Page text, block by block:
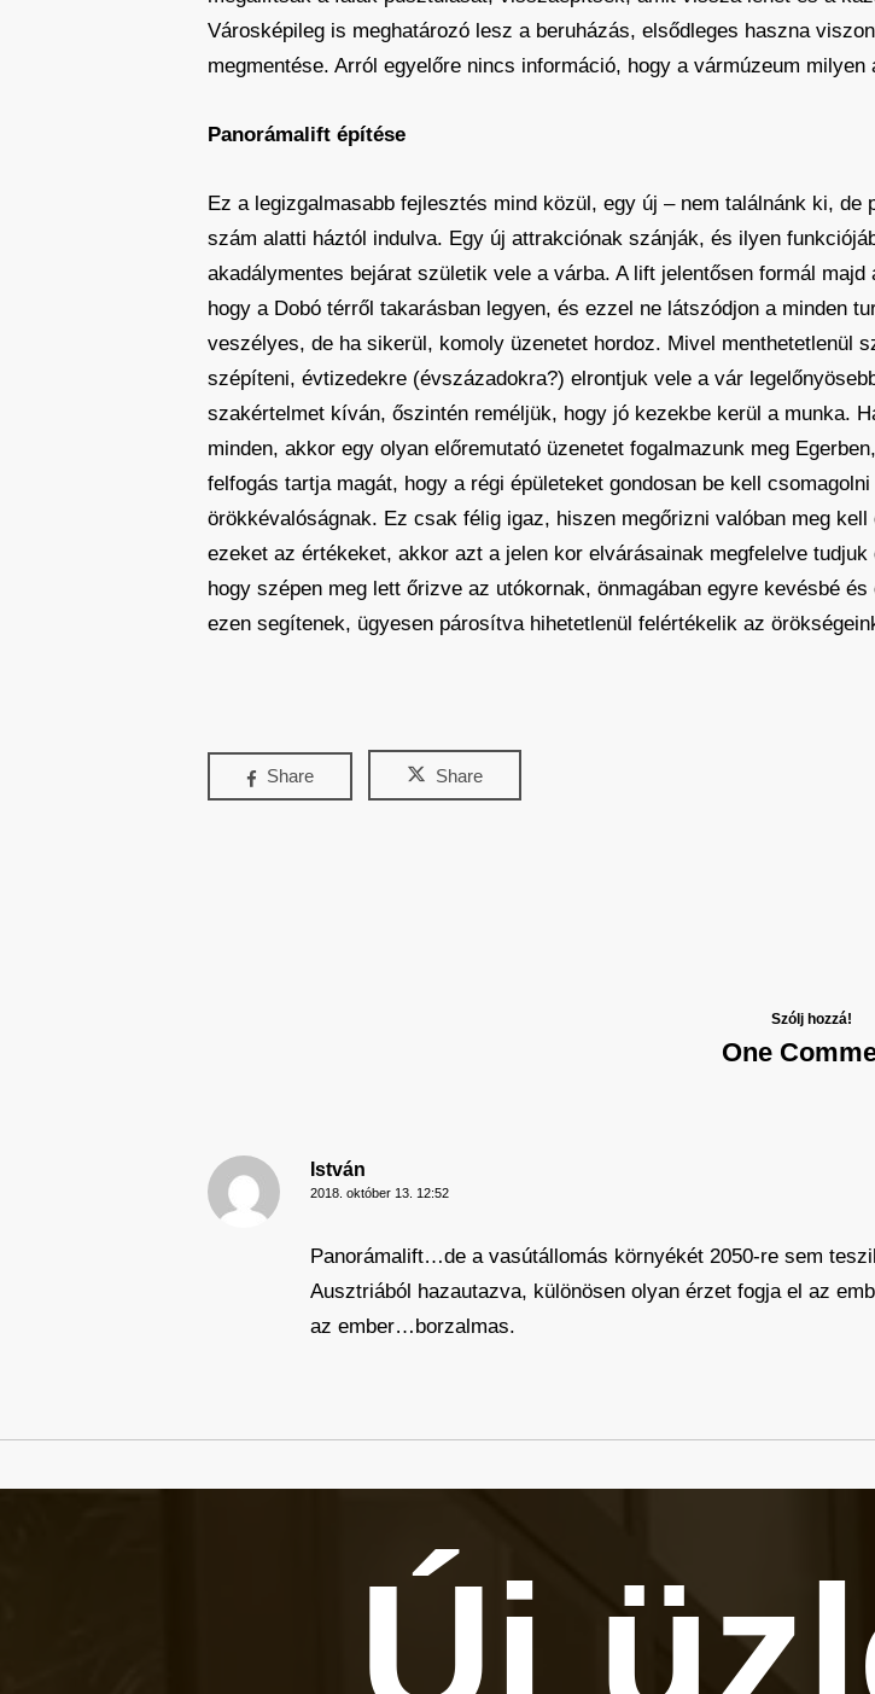
Városképileg is meghatározó lesz a beruházás, elsődleges haszna
megmentése. Arról egyelőre nincs információ, hogy a vármúzeum
Panorámalift építése
Ez a legizgalmasabb fejlesztés mind közül, egy új – nem találnánk ki,
szám alatti háztól indulva. Egy új attrakciónak szánják, és ilyen
akadálymentes bejárat születik vele a várba. A lift jelentősen formál
hogy a Dobó térről takarásban legyen, és ezzel ne látszódjon a minden
veszélyes, de ha sikerül, komoly üzenetet hordoz. Mivel
szépíteni, évtizedekre (évszázadokra?) elrontjuk vele a vár
szakértelmet kíván, őszintén reméljük, hogy jó kezekbe kerül a munka.
minden, akkor egy olyan előremutató üzenetet fogalmazunk meg
felfogás tartja magát, hogy a régi épületeket gondosan be kell
örökkévalóságnak. Ez csak félig igaz, hiszen megőrizni valóban meg
ezeket az értékeket, akkor azt a jelen kor elvárásainak megfelelve
hogy szépen meg lett őrizve az utókornak, önmagában egyre kevésbé
ezen segítenek, ügyesen párosítva hihetetlenül felértékelik az
Share Share
Szólj hozzá!
One
István
2018. október 13. 12:52
Panorámalift…de a vasútállomás környékét 2050-re sem
Ausztriából hazautazva, különösen olyan érzet fogja el az
az ember…borzalmas.
Új